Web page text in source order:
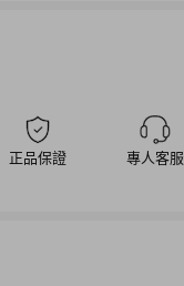
正品保證 專人客服